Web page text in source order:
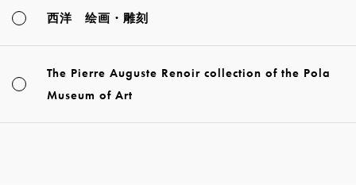
西洋 绘画・雕刻
The Pierre Auguste Renoir collection of the Pola
Museum of Art